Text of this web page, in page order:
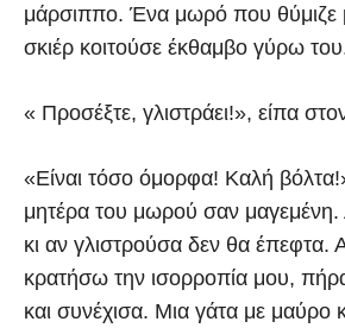
μάρσιππο. Ένα μωρό που θύμιζε
σκιέρ κοιτούσε έκθαμβο γύρω
« Προσέξτε, γλιστράει!», είπα
«Είναι τόσο όμορφα! Καλή
μητέρα του μωρού σαν
κι αν γλιστρούσα δεν θα
κρατήσω την ισορροπία μου,
και συνέχισα. Μια γάτα με μαύρο